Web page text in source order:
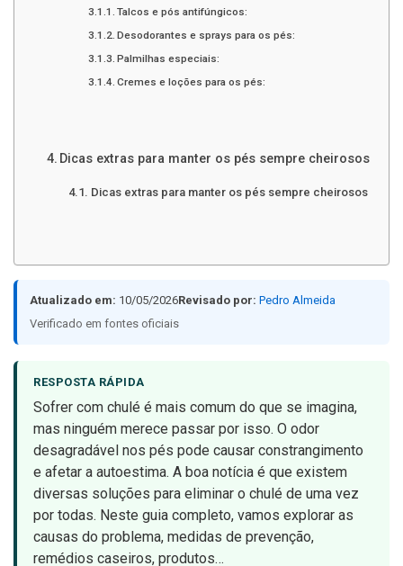
Talcos e pós antifúngicos:
Desodorantes e sprays para os pés:
Palmilhas especiais:
Cremes e loções para os pés:
Dicas extras para manter os pés sempre cheirosos
Dicas extras para manter os pés sempre cheirosos
Atualizado em: 10/05/2026Revisado por: Pedro Almeida
Verificado em fontes oficiais
RESPOSTA RÁPIDA
Sofrer com chulé é mais comum do que se imagina,
mas ninguém merece passar por isso. O odor
desagradável nos pés pode causar constrangimento
e afetar a autoestima. A boa notícia é que existem
diversas soluções para eliminar o chulé de uma vez
por todas. Neste guia completo, vamos explorar as
causas do problema, medidas de prevenção,
remédios caseiros, produtos…